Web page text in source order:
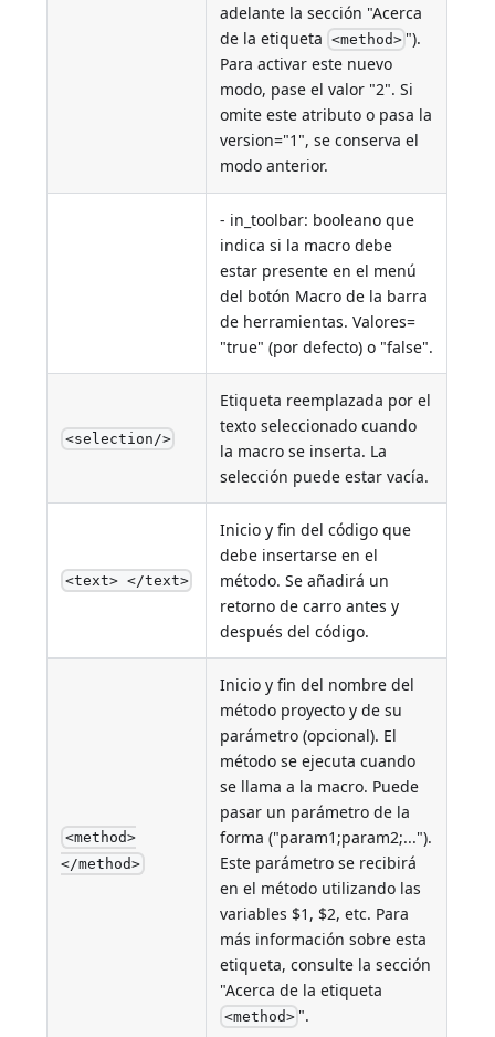
adelante la sección "Acerca
de la etiqueta <method> ").
Para activar este nuevo
modo, pase el valor "2". Si
omite este atributo o pasa la
version="1", se conserva el
modo anterior.
- in_toolbar: booleano que
indica si la macro debe
estar presente en el menú
del botón Macro de la barra
de herramientas. Valores=
"true" (por defecto) o "false".
<selection/>
Etiqueta reemplazada por el
texto seleccionado cuando
la macro se inserta. La
selección puede estar vacía.
<text> </text>
Inicio y fin del código que
debe insertarse en el
método. Se añadirá un
retorno de carro antes y
después del código.
<method>
</method>
Inicio y fin del nombre del
método proyecto y de su
parámetro (opcional). El
método se ejecuta cuando
se llama a la macro. Puede
pasar un parámetro de la
forma ("param1;param2;...").
Este parámetro se recibirá
en el método utilizando las
variables $1, $2, etc. Para
más información sobre esta
etiqueta, consulte la sección
"Acerca de la etiqueta
<method> ".